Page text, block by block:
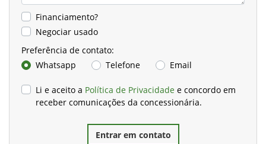
Financiamento?
Negociar usado
Preferência de contato:
Whatsapp
Telefone Email
Li e aceito a Política de Privacidade e concordo em
receber comunicações da concessionária.
Entrar em contato